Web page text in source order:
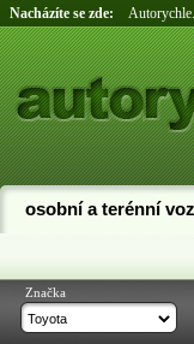
Nacházíte se zde:
osobní a terénní
Značka